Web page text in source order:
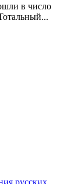
в число
русских